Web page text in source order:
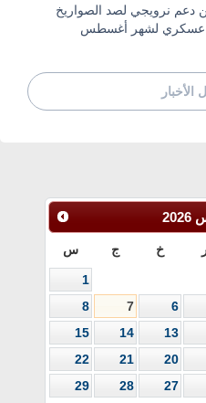
دعم نرويجي لصد الصواريخ
عسكري لشهر أغسطس
2026
خ ج س
1
6
7
8
13
14
15
20
21
22
27
28
29